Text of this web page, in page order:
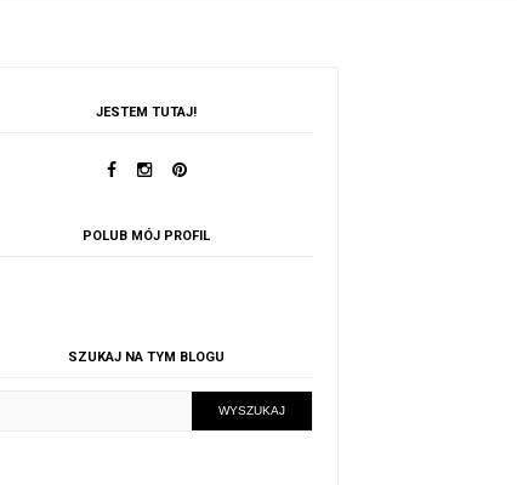
JESTEM TUTAJ!
POLUB MÓJ PROFIL
SZUKAJ NA TYM BLOGU